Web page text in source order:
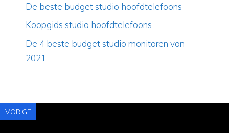
De beste budget studio hoofdtelefoons
Koopgids studio hoofdtelefoons
De 4 beste budget studio monitoren van
2021
VORIGE